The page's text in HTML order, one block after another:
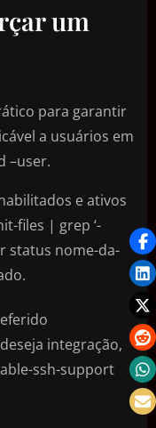
um
para garantir
a usuários em
–user.
e ativos
files | grep ‘-
status nome-da-
integração,
ssh-support